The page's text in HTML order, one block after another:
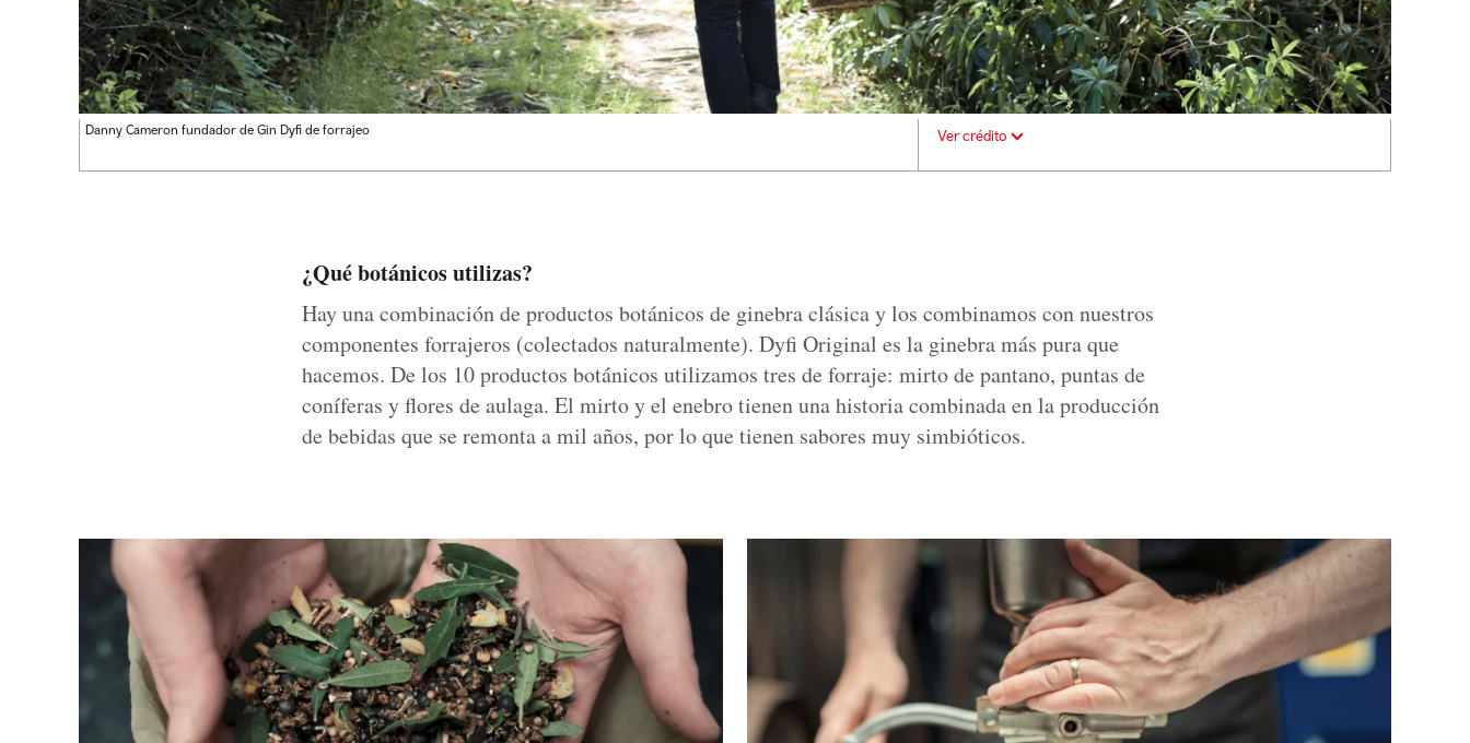
Danny Cameron fundador de Gin Dyfi de forrajeo Ver crédito
¿Qué botánicos utilizas?
Hay una combinación de productos botánicos de ginebra clásica y los combinamos con nuestros
componentes forrajeros (colectados naturalmente). Dyfi Original es la ginebra más pura que
hacemos. De los 10 productos botánicos utilizamos tres de forraje: mirto de pantano, puntas de
coníferas y flores de aulaga. El mirto y el enebro tienen una historia combinada en la producción
de bebidas que se remonta a mil años, por lo que tienen sabores muy simbióticos.